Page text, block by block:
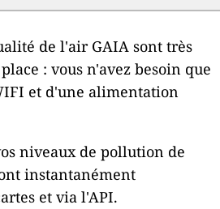
de l'air GAIA sont très
: vous n'avez besoin que
et d'une alimentation
niveaux de pollution de
instantanément
et via l'API.